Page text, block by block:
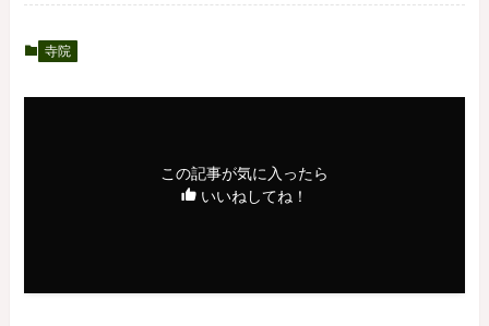
寺院
この記事が気に入ったら
いいねしてね！